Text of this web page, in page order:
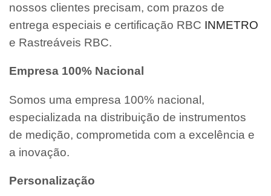
nossos clientes precisam, com prazos de
entrega especiais e certificação RBC INMETRO
e Rastreáveis RBC.
Empresa 100% Nacional
Somos uma empresa 100% nacional,
especializada na distribuição de instrumentos
de medição, comprometida com a excelência e
a inovação.
Personalização